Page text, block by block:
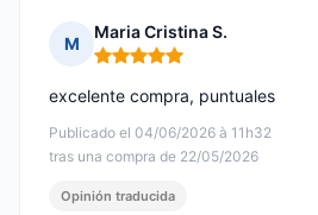
M
Maria Cristina S.
Nota: 5 de 5
Publicado el 04/06/2026 à 11h32
tras una compra de 22/05/2026
excelente compra, puntuales
Opinión traducida